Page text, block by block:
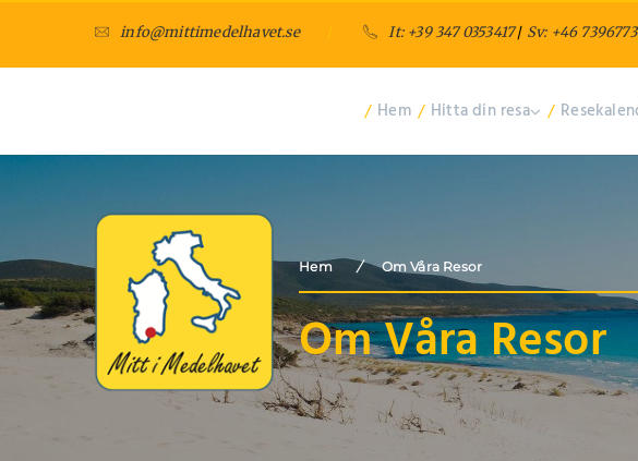
info@mittimedelhavet.se It: +39 347 0353417 / Sv: +46
/ Hem / Hitta din resa /
Hem / Om Våra Resor
Om Våra Resor